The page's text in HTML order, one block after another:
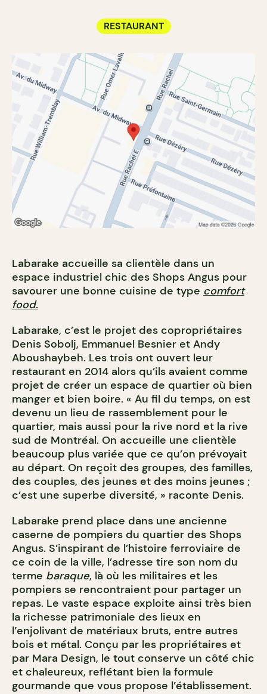
RESTAURANT
Labarake accueille sa clientèle dans un
espace industriel chic des Shops Angus pour
savourer une bonne cuisine de type comfort
food.
Labarake, c’est le projet des copropriétaires
Denis Sobolj, Emmanuel Besnier et Andy
Aboushaybeh. Les trois ont ouvert leur
restaurant en 2014 alors qu’ils avaient comme
projet de créer un espace de quartier où bien
manger et bien boire. « Au fil du temps, on est
devenu un lieu de rassemblement pour le
quartier, mais aussi pour la rive nord et la rive
sud de Montréal. On accueille une clientèle
beaucoup plus variée que ce qu’on prévoyait
au départ. On reçoit des groupes, des familles,
des couples, des jeunes et des moins jeunes ;
c’est une superbe diversité, » raconte Denis.
Labarake prend place dans une ancienne
caserne de pompiers du quartier des Shops
Angus. S’inspirant de l’histoire ferroviaire de
ce coin de la ville, l’adresse tire son nom du
terme baraque, là où les militaires et les
pompiers se rencontraient pour partager un
repas. Le vaste espace exploite ainsi très bien
la richesse patrimoniale des lieux en
l’enjolivant de matériaux bruts, entre autres
bois et métal. Conçu par les propriétaires et
par Mara Design, le tout conserve un côté chic
et chaleureux, reflétant bien la formule
gourmande que vous propose l’établissement.